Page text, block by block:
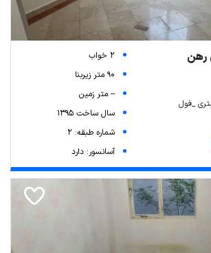
2 خواب
90 متر زیربنا
-- متر زمین
سال ساخت 1395
شماره طبقه: 2
آسانسور: دارد